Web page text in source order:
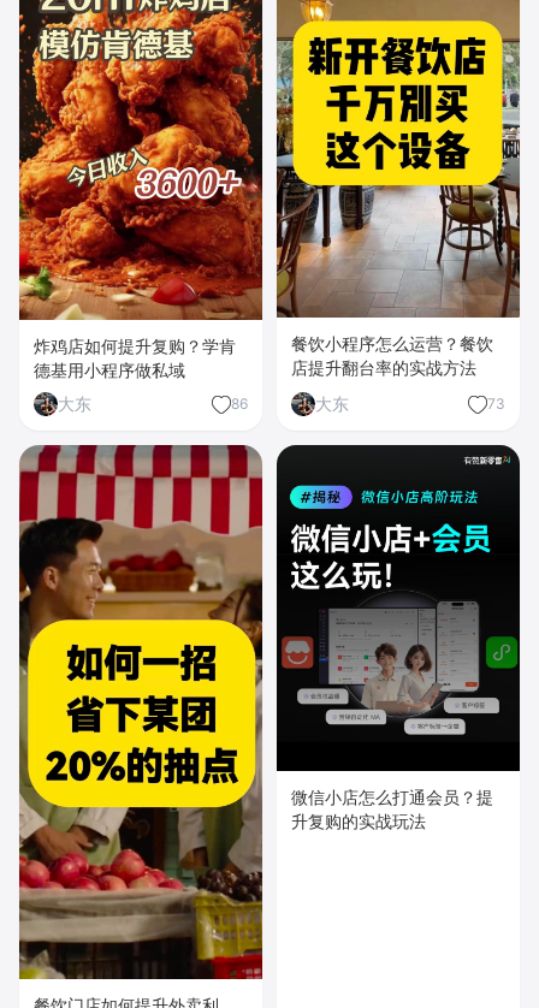
炸鸡店如何提升复购？学肯
德基用小程序做私域
大东
86
餐饮小程序怎么运营？餐饮
店提升翻台率的实战方法
大东
73
微信小店怎么打通会员？提
升复购的实战玩法